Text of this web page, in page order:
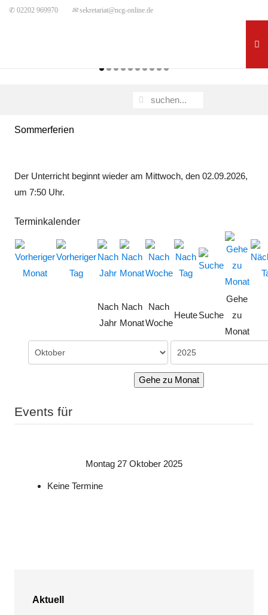
✆ 02202 969970 ✉sekretariat@ncg-online.de
Sommerferien
Der Unterricht beginnt wieder am Mittwoch, den 02.09.2026,
um 7:50 Uhr.
Terminkalender
Nach
Jahr
Nach
Monat
Nach
Woche
HeuteSuche
Gehe
zu
Monat
Gehe zu Monat
Events für
Montag 27 Oktober 2025
Keine Termine
Aktuell